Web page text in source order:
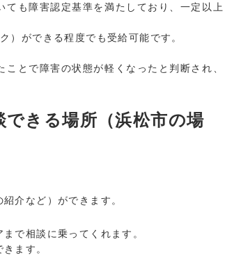
も障害認定基準を満たしており、一定以上
）ができる程度でも受給可能です。
とで障害の状態が軽くなったと判断され、
きる場所（浜松市の場
介など）ができます。
で相談に乗ってくれます。
ます。